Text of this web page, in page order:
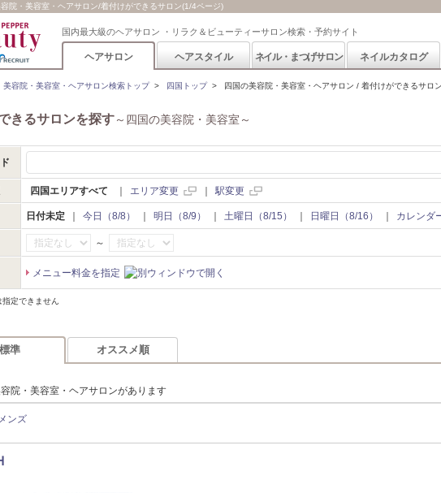
院・美容室・ヘアサロン/着付けができるサロン(1/4ページ)
国内最大級のヘアサロン ・リラク＆ビューティーサロン検索・予約サイト
ヘアサロン ヘアスタイル ネイル・まつげサロン ネイルカタログ
美容院・美容室・ヘアサロン検索トップ> 四国トップ> 四国の美容院・美容室・ヘアサロン / 着付けができるサロン
きるサロンを探す～四国の美容院・美容室～
四国エリアすべて エリア変更 駅変更
日付未定 今日（8/8） 明日（8/9） 土曜日（8/15） 日曜日（8/16） カレンダ
～
メニュー料金を指定
定できません
標準 オススメ順
院・美容室・ヘアサロンがあります
メンズ